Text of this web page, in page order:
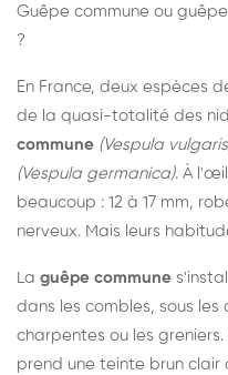
Guêpe commune ou
?
En France, deux espèces
de la quasi-totalité des
commune (Vespula
(Vespula germanica). À
beaucoup : 12 à 17 mm,
nerveux. Mais leurs
La guêpe commune
dans les combles, sous
charpentes ou les
prend une teinte brun clair